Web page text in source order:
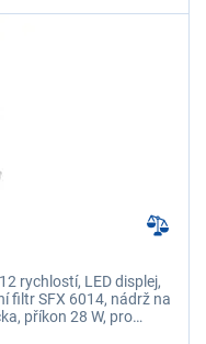
rychlostí, LED displej,
filtr SFX 6014, nádrž na
příkon 28 W, pro